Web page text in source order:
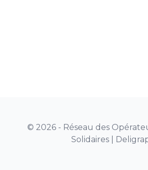
© 2026 - Réseau des
Solidaires |